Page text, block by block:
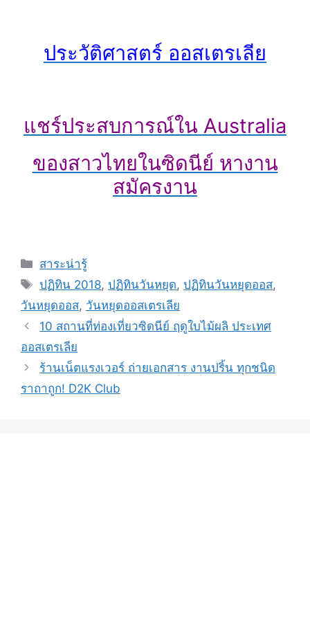
ประวัติศาสตร์ ออสเตรเลีย
แชร์ประสบการณ์ใน Australia
ของสาวไทยในซิดนีย์ หางาน
สมัครงาน
สาระน่ารู้
ปฏิทิน 2018,ปฏิทินวันหยุด,ปฏิทินวันหยุดออส,
วันหยุดออส, วันหยุดออสเตรเลีย
10 สถานที่ท่องเที่ยวซิดนีย์ ฤดูใบไม้ผลิ ประเทศ
ออสเตรเลีย
ร้านเน็ตแรงเวอร์ ถ่ายเอกสาร งานปริ้น ทุกชนิด
ราถาถูก! D2K Club